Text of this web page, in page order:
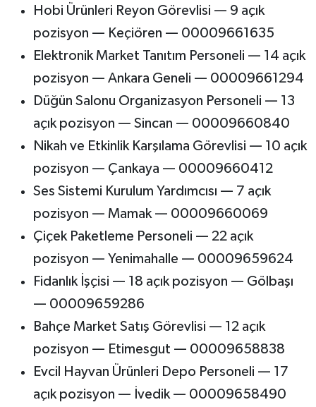
Hobi Ürünleri Reyon Görevlisi — 9 açık
pozisyon — Keçiören — 00009661635
Elektronik Market Tanıtım Personeli — 14 açık
pozisyon — Ankara Geneli — 00009661294
Düğün Salonu Organizasyon Personeli — 13
açık pozisyon — Sincan — 00009660840
Nikah ve Etkinlik Karşılama Görevlisi — 10 açık
pozisyon — Çankaya — 00009660412
Ses Sistemi Kurulum Yardımcısı — 7 açık
pozisyon — Mamak — 00009660069
Çiçek Paketleme Personeli — 22 açık
pozisyon — Yenimahalle — 00009659624
Fidanlık İşçisi — 18 açık pozisyon — Gölbaşı
— 00009659286
Bahçe Market Satış Görevlisi — 12 açık
pozisyon — Etimesgut — 00009658838
Evcil Hayvan Ürünleri Depo Personeli — 17
açık pozisyon — İvedik — 00009658490